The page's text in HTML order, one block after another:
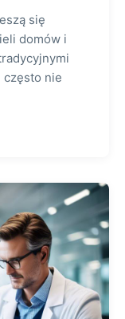
się
domów i
często nie